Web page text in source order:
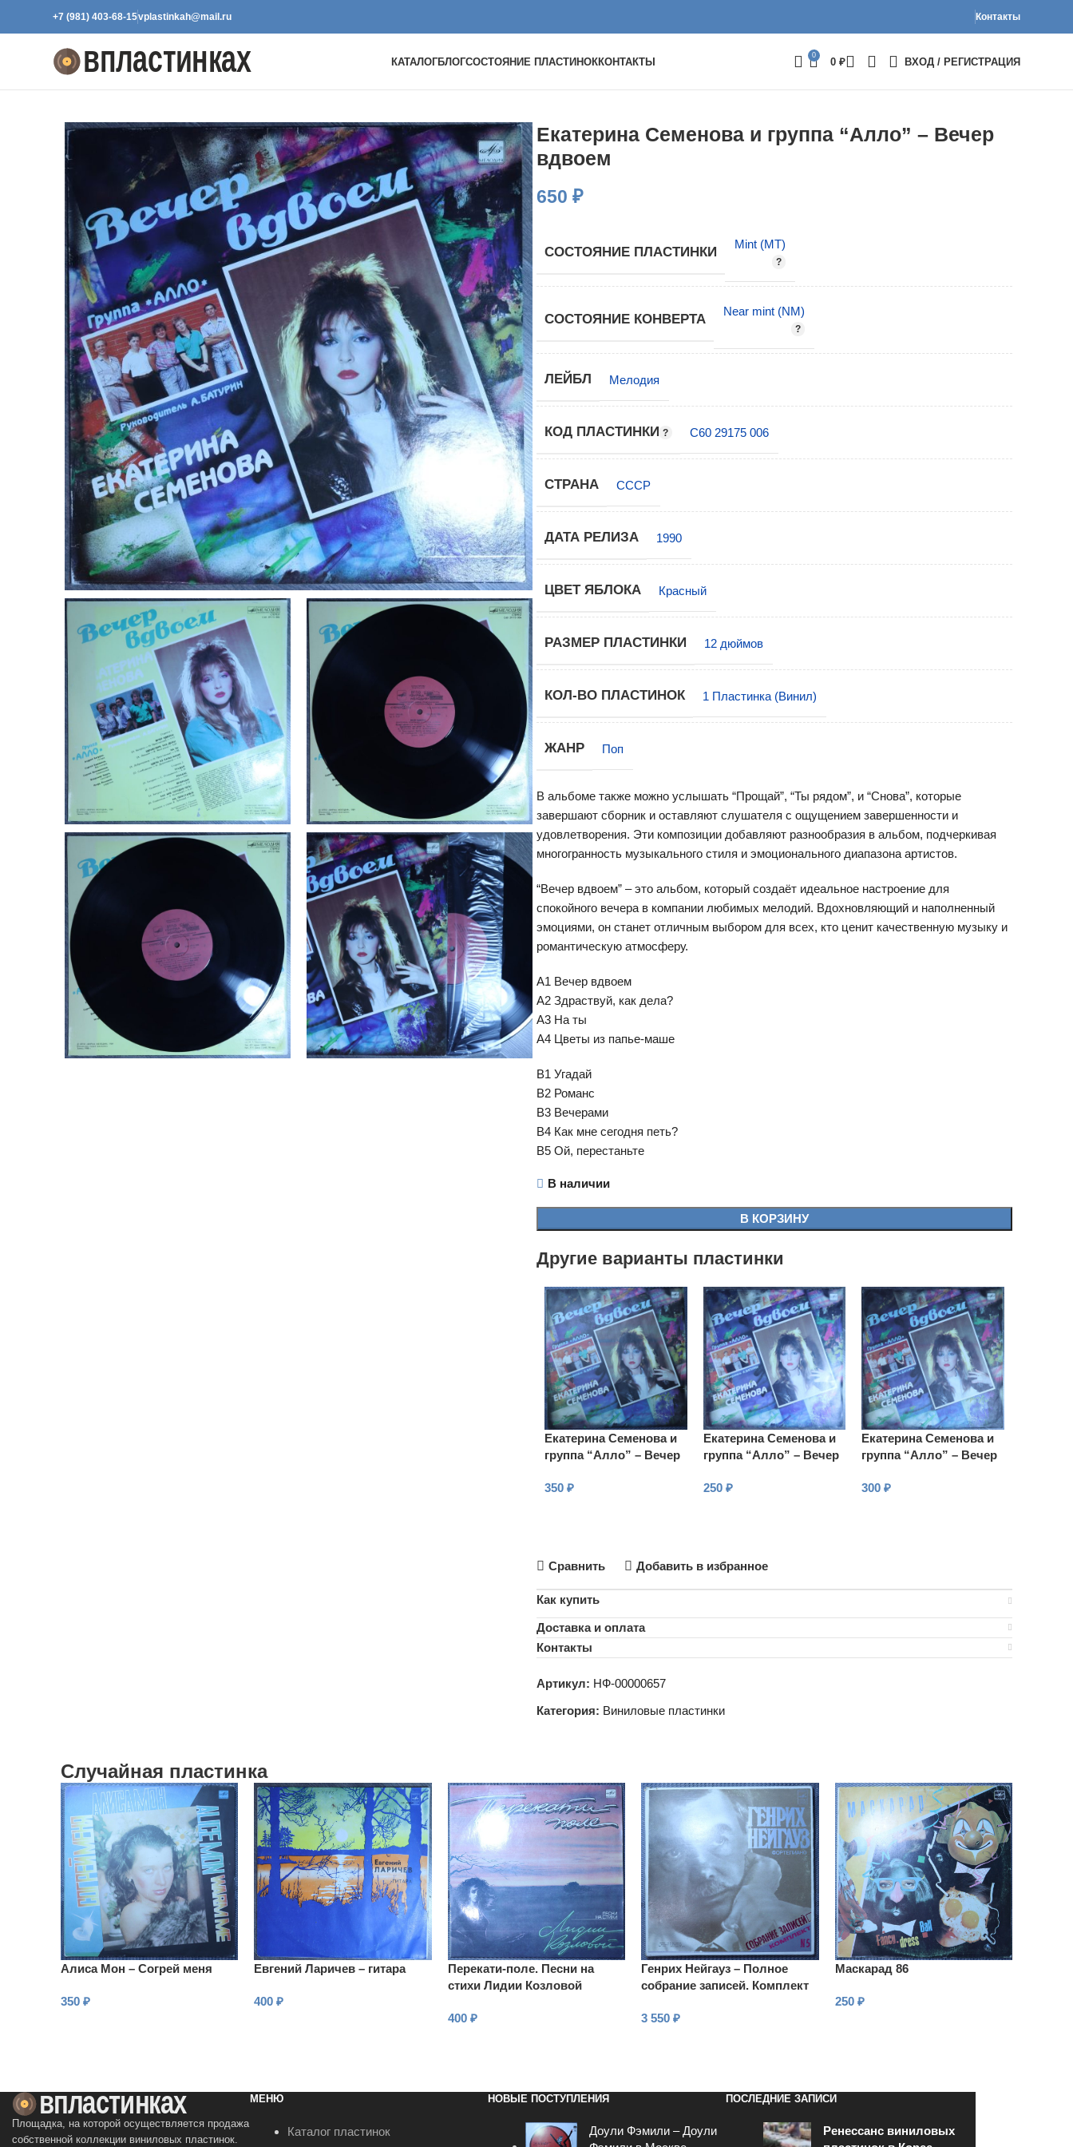
+7 (981) 403-68-15vplastinkah@mail.ru Контакты
КАТАЛОГБЛОГСОСТОЯНИЕ ПЛАСТИНОККОНТАКТЫ
0
0 ₽ ВХОД / РЕГИСТРАЦИЯ
Екатерина Семенова и группа “Алло” – Вечер
вдвоем
650 ₽
СОСТОЯНИЕ ПЛАСТИНКИ
Mint (MT)
СОСТОЯНИЕ КОНВЕРТА
Near mint (NM)
ЛЕЙБЛ Мелодия
КОД ПЛАСТИНКИ С60 29175 006
СТРАНА СССР
ДАТА РЕЛИЗА 1990
ЦВЕТ ЯБЛОКА Красный
РАЗМЕР ПЛАСТИНКИ 12 дюймов
КОЛ-ВО ПЛАСТИНОК 1 Пластинка (Винил)
ЖАНР Поп
В альбоме также можно услышать “Прощай”, “Ты рядом”, и “Снова”, которые
завершают сборник и оставляют слушателя с ощущением завершенности и
удовлетворения. Эти композиции добавляют разнообразия в альбом, подчеркивая
многогранность музыкального стиля и эмоционального диапазона артистов.
“Вечер вдвоем” – это альбом, который создаёт идеальное настроение для
спокойного вечера в компании любимых мелодий. Вдохновляющий и наполненный
эмоциями, он станет отличным выбором для всех, кто ценит качественную музыку и
романтическую атмосферу.
A1 Вечер вдвоем
A2 Здраствуй, как дела?
A3 На ты
A4 Цветы из папье-маше
B1 Угадай
B2 Романс
B3 Вечерами
B4 Как мне сегодня петь?
B5 Ой, перестаньте
В наличии
В КОРЗИНУ
Другие варианты пластинки
Екатерина Семенова и
группа “Алло” – Вечер
350 ₽
Екатерина Семенова и
группа “Алло” – Вечер
250 ₽
Екатерина Семенова и
группа “Алло” – Вечер
300₽
Сравнить Добавить в избранное
Как купить
Доставка и оплата
Контакты
Артикул: НФ-00000657
Категория: Виниловые пластинки
Случайная пластинка
Алиса Мон – Согрей меня
350 ₽
Евгений Ларичев – гитара
400₽
Перекати-поле. Песни на
стихи Лидии Козловой
400 ₽
Генрих Нейгауз – Полное
собрание записей. Комплект
3 550₽
Маскарад 86
250 ₽
Площадка, на которой осуществляется продажа
собственной коллекции виниловых пластинок.
МЕНЮ
Каталог пластинок
НОВЫЕ ПОСТУПЛЕНИЯ
Доули Фэмили – Доули
ПОСЛЕДНИЕ ЗАПИСИ
Ренессанс виниловых